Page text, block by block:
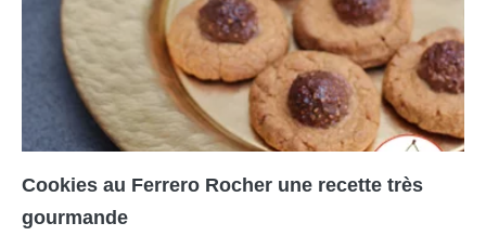
Cookies au Ferrero Rocher une recette très
gourmande